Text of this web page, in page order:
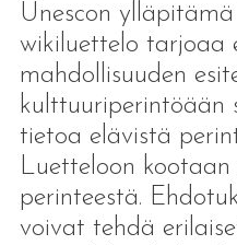
Unescon
wikiluettelo tarjoaa
mahdollisuuden
kulttuuriperintöään
tietoa elävistä
Luetteloon
perinteestä.
voivat tehdä